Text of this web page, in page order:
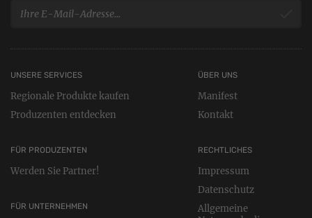
UNSERE SERVICES
Regionale Produkte kaufen
Produzenten entdecken
FÜR PRODUZENTEN
Werden Sie Partner!
FÜR UNTERNEHMEN
RECHTLICHES
Impressum
Datenschutz
Allgemeine
ÜBER UNS
Manifest
Kontakt